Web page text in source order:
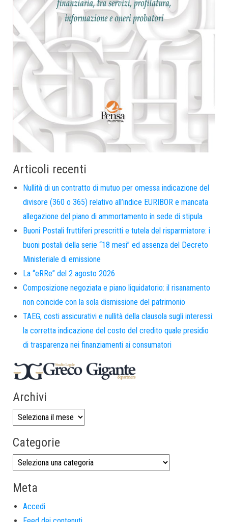
Articoli recenti
Nullità di un contratto di mutuo per omessa indicazione del
divisore (360 o 365) relativo all’indice EURIBOR e mancata
allegazione del piano di ammortamento in sede di stipula
Buoni Postali fruttiferi prescritti e tutela del risparmiatore: i
buoni postali della serie “18 mesi” ed assenza del Decreto
Ministeriale di emissione
La “eRRe” del 2 agosto 2026
Composizione negoziata e piano liquidatorio: il risanamento
non coincide con la sola dismissione del patrimonio
TAEG, costi assicurativi e nullità della clausola sugli interessi:
la corretta indicazione del costo del credito quale presidio
di trasparenza nei finanziamenti ai consumatori
Archivi
Categorie
Meta
Accedi